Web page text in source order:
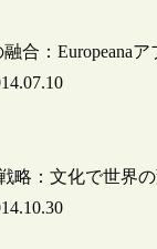
合：Europeanaア
略：文化で世界